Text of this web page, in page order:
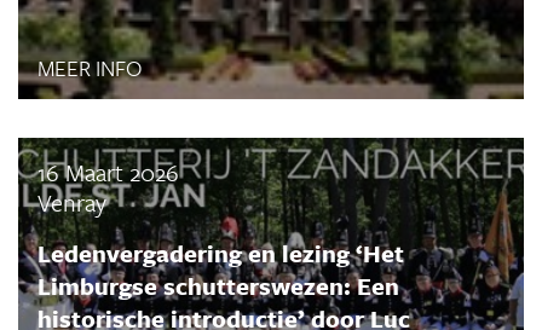
MEER INFO
16 Maart 2026
Venray
Ledenvergadering en lezing ‘Het
Limburgse schutterswezen: Een
historische introductie’ door Luc